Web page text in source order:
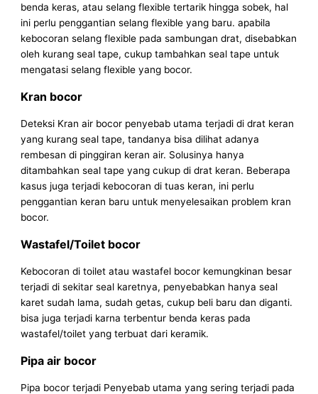
benda keras, atau selang flexible tertarik hingga sobek, hal
ini perlu penggantian selang flexible yang baru. apabila
kebocoran selang flexible pada sambungan drat, disebabkan
oleh kurang seal tape, cukup tambahkan seal tape untuk
mengatasi selang flexible yang bocor.
Kran bocor
Deteksi Kran air bocor penyebab utama terjadi di drat keran
yang kurang seal tape, tandanya bisa dilihat adanya
rembesan di pinggiran keran air. Solusinya hanya
ditambahkan seal tape yang cukup di drat keran. Beberapa
kasus juga terjadi kebocoran di tuas keran, ini perlu
penggantian keran baru untuk menyelesaikan problem kran
bocor.
Wastafel/Toilet bocor
Kebocoran di toilet atau wastafel bocor kemungkinan besar
terjadi di sekitar seal karetnya, penyebabkan hanya seal
karet sudah lama, sudah getas, cukup beli baru dan diganti.
bisa juga terjadi karna terbentur benda keras pada
wastafel/toilet yang terbuat dari keramik.
Pipa air bocor
Pipa bocor terjadi Penyebab utama yang sering terjadi pada